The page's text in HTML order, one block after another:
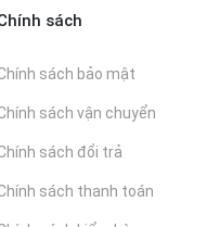
sách
sách bảo mật
sách vận chuyển
sách đổi trả
sách thanh toán